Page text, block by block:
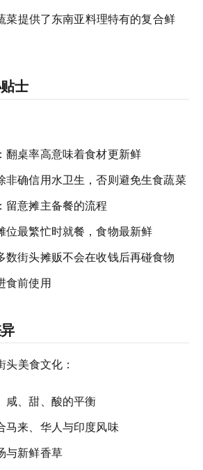
菜提供了东南亚料理特有的复合鲜
士
翻桌率高意味着食材更新鲜
非确信用水卫生，否则避免生食蔬菜
留意摊主备餐的流程
位最繁忙时就餐，食物最新鲜
数街头摊贩不会在收钱后再碰食物
食前使用
美食文化：
咸、甜、酸的平衡
马来、华人与印度风味
与新鲜香草